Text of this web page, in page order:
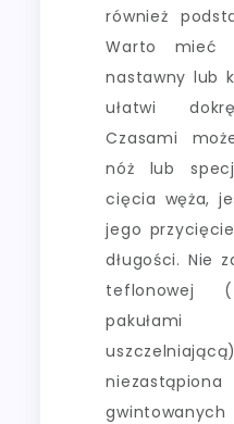
również
Warto mieć
nastawny lub
ułatwi
Czasami
nóż lub
cięcia węża,
jego
długości. Nie
teflonowej